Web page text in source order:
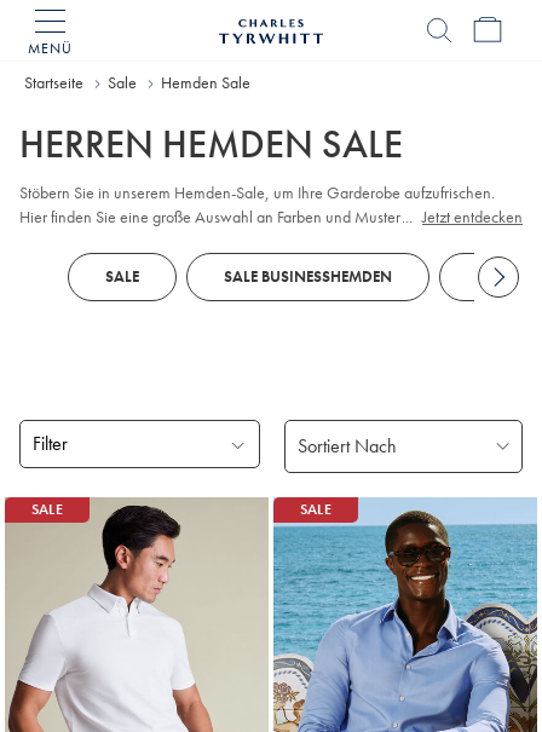
MENÜ
Home
Startseite Sale Hemden Sale
HERREN HEMDEN SALE
Stöbern Sie in unserem Hemden-Sale, um Ihre Garderobe aufzufrischen.
Hier finden Sie eine große Auswahl an Farben und Mustern, langen und
bequem mit einem bügelfreien
von Tyrwhitt, oder probieren Sie
unsere Sale-Hemden mit zusätzlichem Stretch für mehr Komfort. Eine
... Jetzt entdecken
SALE SALE BUSINESSHEMDEN SALE
Filter
Gefundene
Produke
SALE SALE